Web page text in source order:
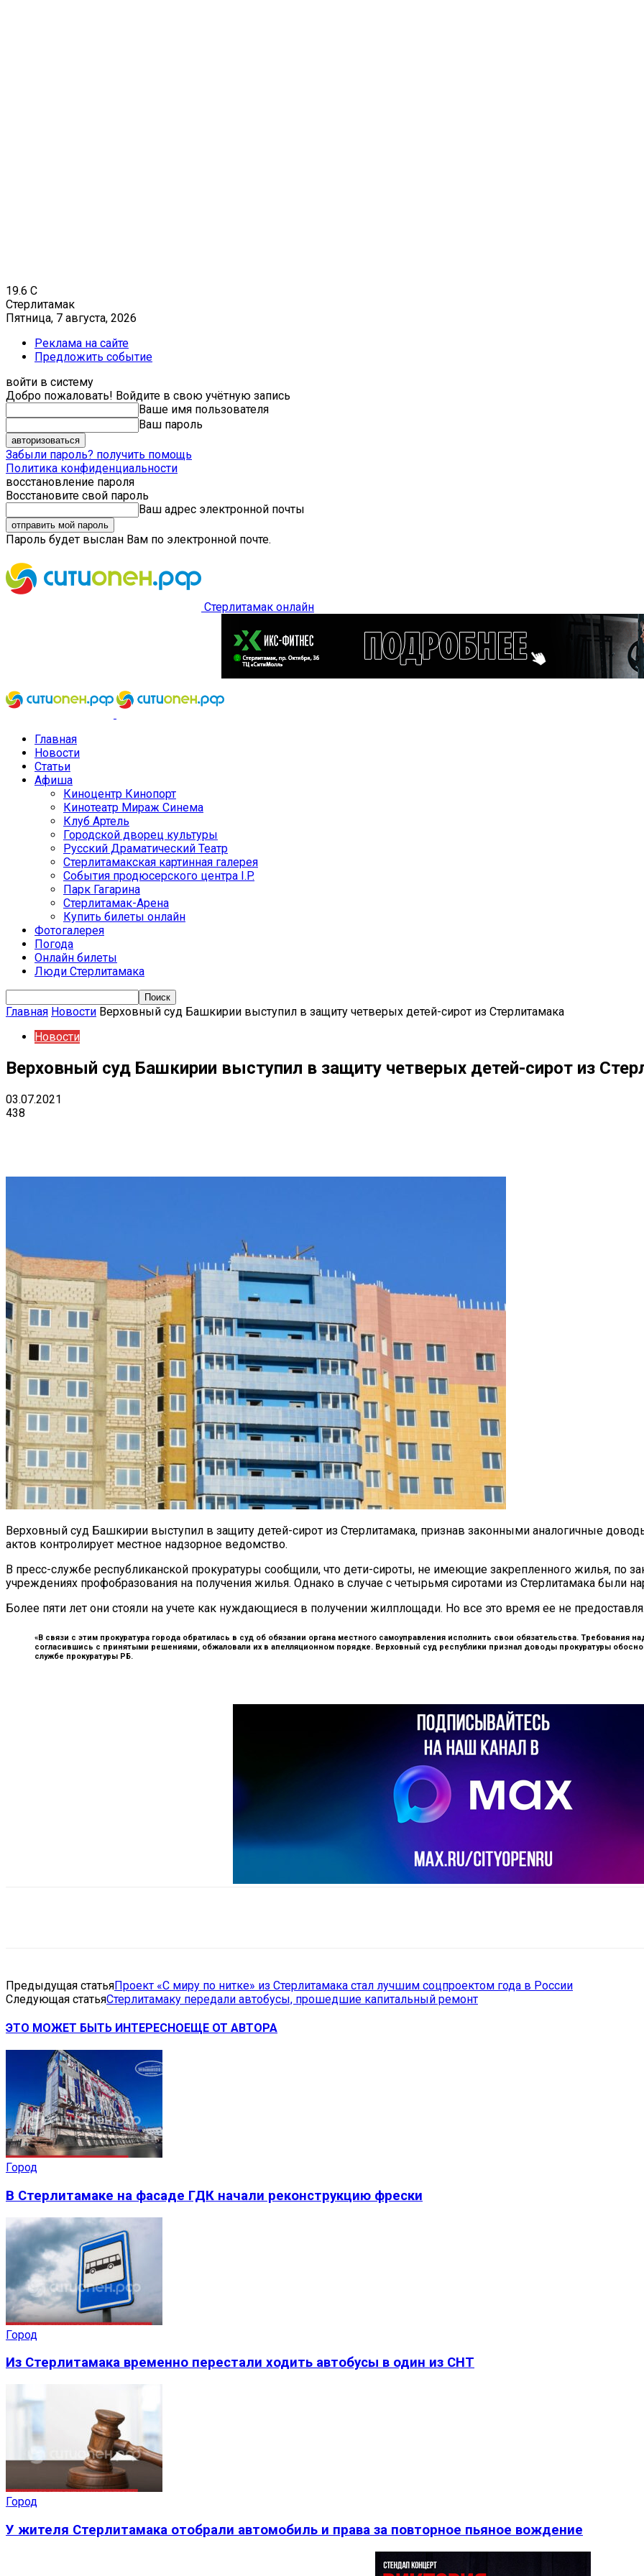
19.6 C
Стерлитамак
Пятница, 7 августа, 2026
Реклама на сайте
Предложить событие
войти в систему
Добро пожаловать! Войдите в свою учётную запись
Ваше имя пользователя
Ваш пароль
Забыли пароль? получить помощь
Политика конфиденциальности
восстановление пароля
Восстановите свой пароль
Ваш адрес электронной почты
Пароль будет выслан Вам по электронной почте.
Стерлитамак онлайн
Главная
Новости
Статьи
Афиша
Киноцентр Кинопорт
Кинотеатр Мираж Синема
Клуб Артель
Городской дворец культуры
Русский Драматический Театр
Стерлитамакская картинная галерея
События продюсерского центра I.P.
Парк Гагарина
Стерлитамак-Арена
Купить билеты онлайн
Фотогалерея
Погода
Онлайн билеты
Люди Стерлитамака
Главная Новости Верховный суд Башкирии выступил в защиту четверых детей-сирот из Стерлитамака
Новости
Верховный суд Башкирии выступил в защиту четверых детей-сирот из
03.07.2021
438
Верховный суд Башкирии выступил в защиту детей-сирот из Стерлитамака, признав законными аналогичные
актов контролирует местное надзорное ведомство.
В пресс-службе республиканской прокуратуры сообщили, что дети-сироты, не имеющие закрепленного жилья, по
учреждениях профобразования на получения жилья. Однако в случае с четырьмя сиротами из Стерлитамака были
Более пяти лет они стояли на учете как нуждающиеся в получении жилплощади. Но все это время ее не
«В связи с этим прокуратура города обратилась в суд об обязании органа местного самоуправления исполнить свои обязательства.
согласившись с принятыми решениями, обжаловали их в апелляционном порядке. Верховный суд республики признал доводы прокуратуры
службе прокуратуры РБ.
Предыдущая статьяПроект «С миру по нитке» из Стерлитамака стал лучшим соцпроектом года в России
Следующая статьяСтерлитамаку передали автобусы, прошедшие капитальный ремонт
ЭТО МОЖЕТ БЫТЬ ИНТЕРЕСНОЕЩЕ ОТ АВТОРА
Город
В Стерлитамаке на фасаде ГДК начали реконструкцию фрески
Город
Из Стерлитамака временно перестали ходить автобусы в один из СНТ
Город
У жителя Стерлитамака отобрали автомобиль и права за повторное пьяное вождение